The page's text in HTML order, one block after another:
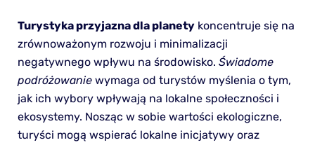
Turystyka przyjazna dla planetykoncentruje się na
zrównoważonym rozwoju i minimalizacji
negatywnego wpływu na środowisko. Świadome
podróżowaniewymaga od turystów myślenia o tym,
jak ich wybory wpływają na lokalne społeczności i
ekosystemy. Nosząc w sobie wartości ekologiczne,
turyści mogą wspierać lokalne inicjatywy oraz